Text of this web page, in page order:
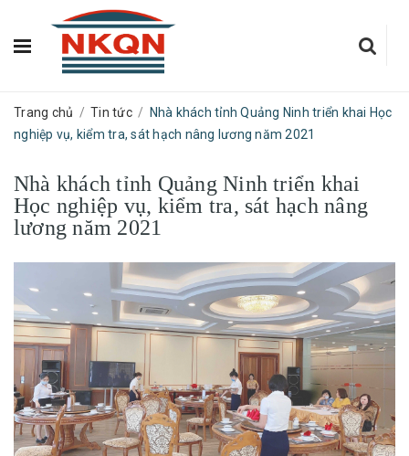
Trang chủ / Tin tức /
Nhà khách tỉnh Quảng Ninh triển khai Học
nghiệp vụ, kiểm tra, sát hạch nâng lương năm 2021
Nhà khách tỉnh Quảng Ninh triển khai
Học nghiệp vụ, kiểm tra, sát hạch nâng
lương năm 2021